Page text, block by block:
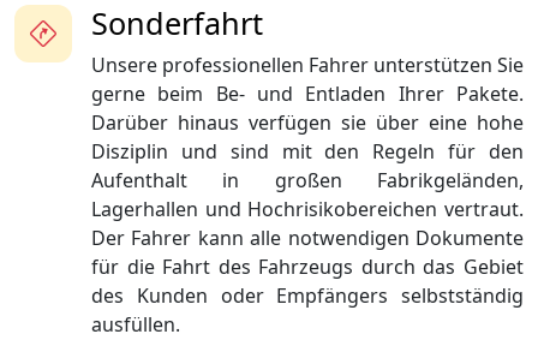
Sonderfahrt
Unsere professionellen Fahrer unterstützen Sie
gerne beim Be- und Entladen Ihrer Pakete.
Darüber hinaus verfügen sie über eine hohe
Disziplin und sind mit den Regeln für den
Aufenthalt in großen Fabrikgeländen,
Lagerhallen und Hochrisikobereichen vertraut.
Der Fahrer kann alle notwendigen Dokumente
für die Fahrt des Fahrzeugs durch das Gebiet
des Kunden oder Empfängers selbstständig
ausfüllen.